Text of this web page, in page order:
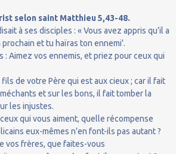
selon saint Matthieu 5,43-48.
à ses disciples : « Vous avez appris qu’il a
et tu haïras ton ennemi’.
: Aimez vos ennemis, et priez pour ceux qui
de votre Père qui est aux cieux ; car il fait
et sur les bons, il fait tomber la
les injustes.
qui vous aiment, quelle récompense
eux-mêmes n’en font-ils pas autant ?
vos frères, que faites-vous